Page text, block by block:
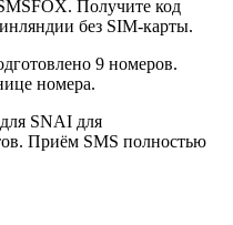
Получите код
без SIM-карты.
9 номеров.
номера.
SNAI для
Приём SMS полностью